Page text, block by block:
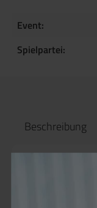
Event:
Spielpartei:
Beschreibung